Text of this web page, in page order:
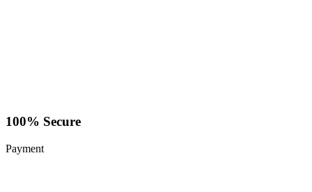
100% Secure
Payment